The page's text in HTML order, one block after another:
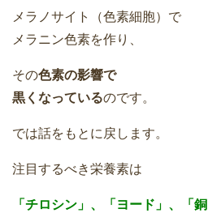
メラノサイト（色素細胞）で
メラニン色素を作り、
その色素の影響で
黒くなっているのです。
では話をもとに戻します。
注目するべき栄養素は
「チロシン」、「ヨード」、「銅